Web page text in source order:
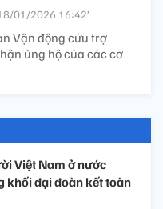
01/2026 16:42’
Vận động cứu trợ
ủng hộ của các cơ
Việt Nam ở nước
khối đại đoàn kết toàn